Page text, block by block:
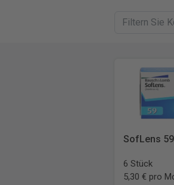
SofLens 59
6 Stück
5,30 € pro